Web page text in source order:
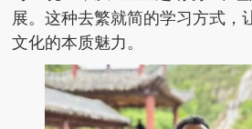
展。这种去繁就简的学习方式，
文化的本质魅力。